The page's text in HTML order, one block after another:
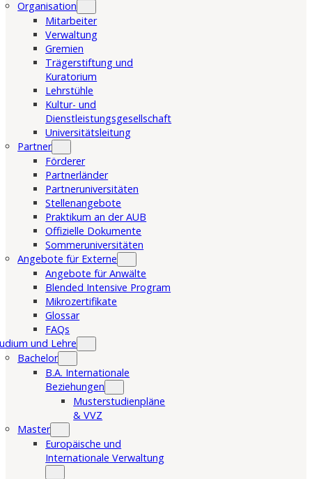
Organisation
Mitarbeiter
Verwaltung
Gremien
Trägerstiftung und
Kuratorium
Lehrstühle
Kultur- und
Dienstleistungsgesellschaft
Universitätsleitung
Partner
Förderer
Partnerländer
Partneruniversitäten
Stellenangebote
Praktikum an der AUB
Offizielle Dokumente
Sommeruniversitäten
Angebote für Externe
Angebote für Anwälte
Blended Intensive Program
Mikrozertifikate
Glossar
FAQs
und Lehre
Bachelor
B.A. Internationale
Beziehungen
Musterstudienpläne
& VVZ
Master
Europäische und
Internationale Verwaltung